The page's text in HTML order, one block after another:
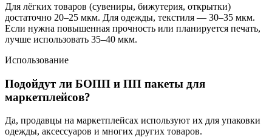
Для лёгких товаров (сувениры, бижутерия, открытки)
достаточно 20–25 мкм. Для одежды, текстиля — 30–35 мкм.
Если нужна повышенная прочность или планируется печать,
лучше использовать 35–40 мкм.
Использование
Подойдут ли БОПП и ПП пакеты для
маркетплейсов?
Да, продавцы на маркетплейсах используют их для упаковки
одежды, аксессуаров и многих других товаров.